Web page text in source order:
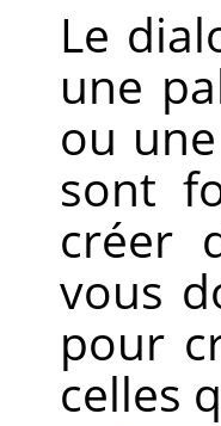
Le
une
ou
sont
créer
vous
pour
celles